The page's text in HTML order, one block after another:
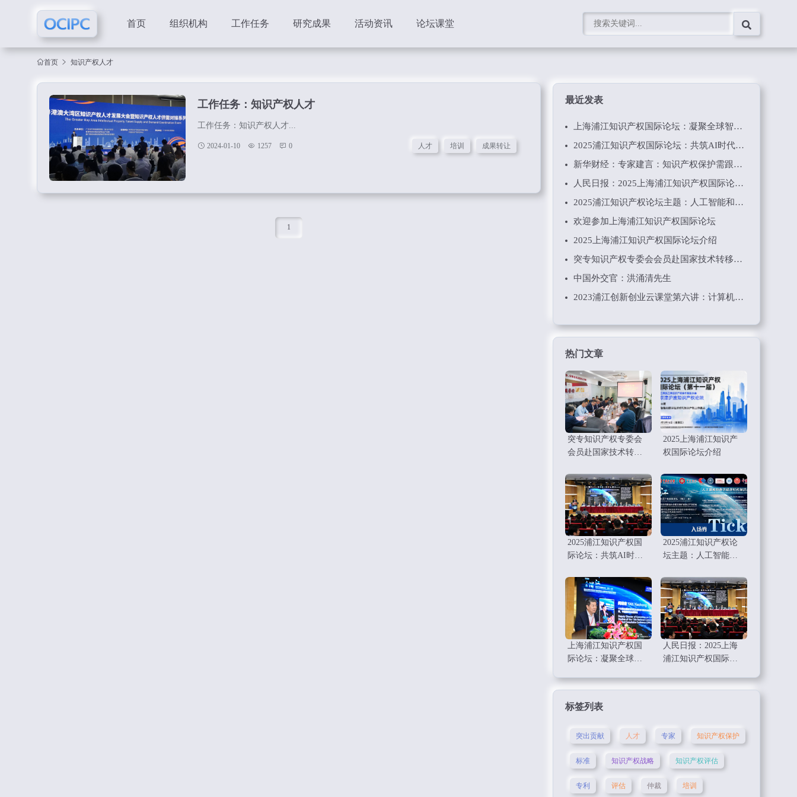
首页 组织机构 工作任务 研究成果 活动资讯 论坛课堂
首页 知识产权人才
工作任务：知识产权人才
工作任务：知识产权人才...
2024-01-10 1257 0 人才 培训 成果转让
1
最近发表
上海浦江知识产权国际论坛：凝聚全球智慧，共绘知识产权新蓝图
2025浦江知识产权国际论坛：共筑AI时代知识产权的新未来
新华财经：专家建言：知识产权保护需跟上“AI时代”步伐
人民日报：2025上海浦江知识产权国际论坛举行
2025浦江知识产权论坛主题：人工智能和数字经济时代知识产权工作要点
欢迎参加上海浦江知识产权国际论坛
2025上海浦江知识产权国际论坛介绍
突专知识产权专委会会员赴国家技术转移东部中心考察调研学习
中国外交官：洪涌清先生
2023浦江创新创业云课堂第六讲：计算机技术和软件知识产权保护
热门文章
突专知识产权专委会
会员赴国家技术转移
习
2025上海浦江知识产
权国际论坛介绍
2025浦江知识产权国
际论坛：共筑AI时代
2025浦江知识产权论
坛主题：人工智能和
权工作要点
上海浦江知识产权国
际论坛：凝聚全球智
蓝图
人民日报：2025上海
浦江知识产权国际论
标签列表
突出贡献 人才 专家 知识产权保护
标准 知识产权战略 知识产权评估
专利 评估 仲裁 培训